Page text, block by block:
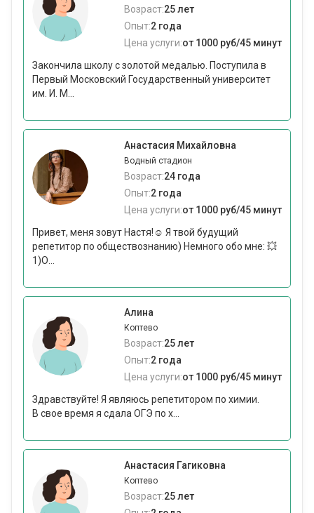
Возраст:25 лет
Опыт:2 года
Цена услуги:от 1000 руб/45 минут
Закончила школу с золотой медалью. Поступила в
Первый Московский Государственный университет
им. И. М...
Анастасия Михайловна
Водный стадион
Возраст:24 года
Опыт:2 года
Цена услуги:от 1000 руб/45 минут
Привет, меня зовут Настя!☺ Я твой будущий
репетитор по обществознанию) Немного обо мне: 💥
1)О...
Алина
Коптево
Возраст:25 лет
Опыт:2 года
Цена услуги:от 1000 руб/45 минут
Здравствуйте! Я являюсь репетитором по химии.
В свое время я сдала ОГЭ по х...
Анастасия Гагиковна
Коптево
Возраст:25 лет